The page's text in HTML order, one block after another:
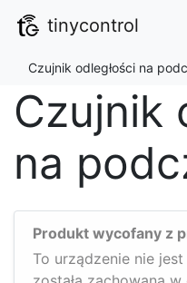
tinycontrol
Czujnik odległości na
Czujnik
na
Produkt wycofany z
To urządzenie nie